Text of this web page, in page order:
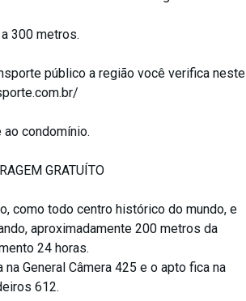
300 metros.
público a região você verifica neste
condomínio.
GRATUÍTO
como todo centro histórico do mundo, e
aproximadamente 200 metros da
24 horas.
na General Câmera 425 e o apto fica na
612.